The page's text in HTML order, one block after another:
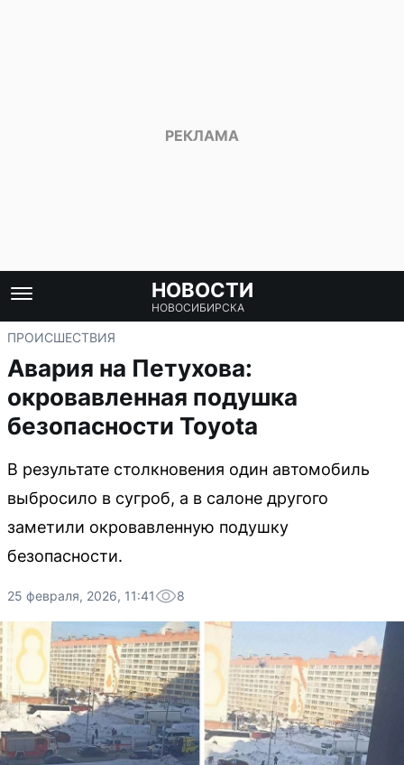
НОВОСТИ
НОВОСИБИРСКА
ПРОИСШЕСТВИЯ
Авария на Петухова:
окровавленная подушка
безопасности Toyota
В результате столкновения один автомобиль
выбросило в сугроб, а в салоне другого
заметили окровавленную подушку
безопасности.
25 февраля, 2026, 11:41 8